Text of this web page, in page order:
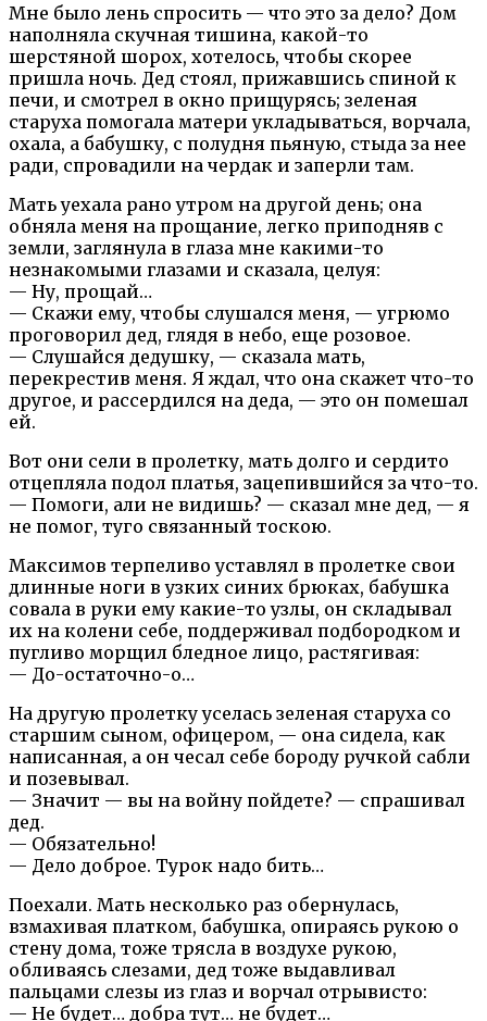
Мне было лень спросить — что это за дело? Дом
наполняла скучная тишина, какой-то
шерстяной шорох, хотелось, чтобы скорее
пришла ночь. Дед стоял, прижавшись спиной к
печи, и смотрел в окно прищурясь; зеленая
старуха помогала матери укладываться, ворчала,
охала, а бабушку, с полудня пьяную, стыда за нее
ради, спровадили на чердак и заперли там.
Мать уехала рано утром на другой день; она
обняла меня на прощание, легко приподняв с
земли, заглянула в глаза мне какими-то
незнакомыми глазами и сказала, целуя:
— Ну, прощай…
— Скажи ему, чтобы слушался меня, — угрюмо
проговорил дед, глядя в небо, еще розовое.
— Слушайся дедушку, — сказала мать,
перекрестив меня. Я ждал, что она скажет что-то
другое, и рассердился на деда, — это он помешал
ей.
Вот они сели в пролетку, мать долго и сердито
отцепляла подол платья, зацепившийся за что-то.
— Помоги, али не видишь? — сказал мне дед, — я
не помог, туго связанный тоскою.
Максимов терпеливо уставлял в пролетке свои
длинные ноги в узких синих брюках, бабушка
совала в руки ему какие-то узлы, он складывал
их на колени себе, поддерживал подбородком и
пугливо морщил бледное лицо, растягивая:
— До-остаточно-о…
На другую пролетку уселась зеленая старуха со
старшим сыном, офицером, — она сидела, как
написанная, а он чесал себе бороду ручкой сабли
и позевывал.
— Значит — вы на войну пойдете? — спрашивал
дед.
— Обязательно!
— Дело доброе. Турок надо бить…
Поехали. Мать несколько раз обернулась,
взмахивая платком, бабушка, опираясь рукою о
стену дома, тоже трясла в воздухе рукою,
обливаясь слезами, дед тоже выдавливал
пальцами слезы из глаз и ворчал отрывисто:
— Не будет… добра тут… не будет…